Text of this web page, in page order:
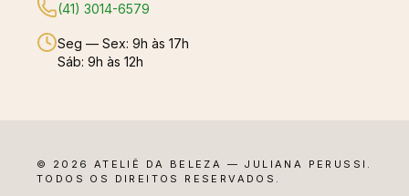
(41) 3014-6579
Seg — Sex: 9h às 17h
Sáb: 9h às 12h
© 2026 ATELIÊ DA BELEZA — JULIANA PERUSSI.
TODOS OS DIREITOS RESERVADOS.